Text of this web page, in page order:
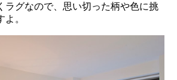
ラグなので、思い切った柄や色に挑
。